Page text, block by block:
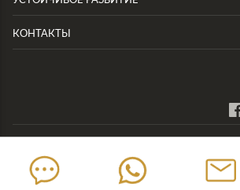
КОНТАКТЫ